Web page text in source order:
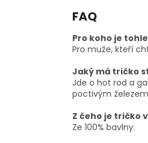
FAQ
Pro koho je
Pro muže, kteří
Jaký má tričko
Jde o hot rod a
poctivým
Z čeho je tričko
Ze 100% bavlny.